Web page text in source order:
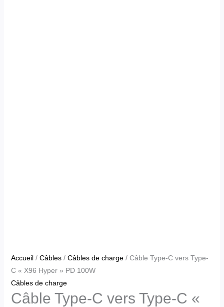
Accueil/ Câbles/ Câbles de charge/ Câble Type-C vers Type-
C « X96 Hyper » PD 100W
Câbles de charge
Câble Type-C vers Type-C «